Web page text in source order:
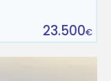
23.500€